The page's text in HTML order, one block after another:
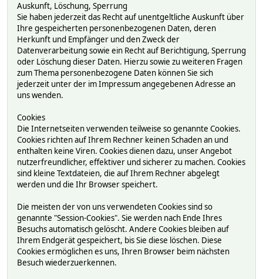
Auskunft, Löschung, Sperrung
Sie haben jederzeit das Recht auf unentgeltliche Auskunft über
Ihre gespeicherten personenbezogenen Daten, deren
Herkunft und Empfänger und den Zweck der
Datenverarbeitung sowie ein Recht auf Berichtigung, Sperrung
oder Löschung dieser Daten. Hierzu sowie zu weiteren Fragen
zum Thema personenbezogene Daten können Sie sich
jederzeit unter der im Impressum angegebenen Adresse an
uns wenden.
Cookies
Die Internetseiten verwenden teilweise so genannte Cookies.
Cookies richten auf Ihrem Rechner keinen Schaden an und
enthalten keine Viren. Cookies dienen dazu, unser Angebot
nutzerfreundlicher, effektiver und sicherer zu machen. Cookies
sind kleine Textdateien, die auf Ihrem Rechner abgelegt
werden und die Ihr Browser speichert.
Die meisten der von uns verwendeten Cookies sind so
genannte "Session-Cookies". Sie werden nach Ende Ihres
Besuchs automatisch gelöscht. Andere Cookies bleiben auf
Ihrem Endgerät gespeichert, bis Sie diese löschen. Diese
Cookies ermöglichen es uns, Ihren Browser beim nächsten
Besuch wiederzuerkennen.